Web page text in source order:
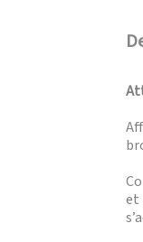
et